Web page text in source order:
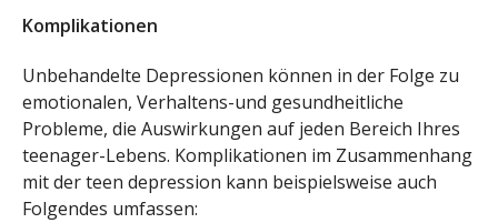
Komplikationen
Unbehandelte Depressionen können in der Folge zu
emotionalen, Verhaltens-und gesundheitliche
Probleme, die Auswirkungen auf jeden Bereich Ihres
teenager-Lebens. Komplikationen im Zusammenhang
mit der teen depression kann beispielsweise auch
Folgendes umfassen: